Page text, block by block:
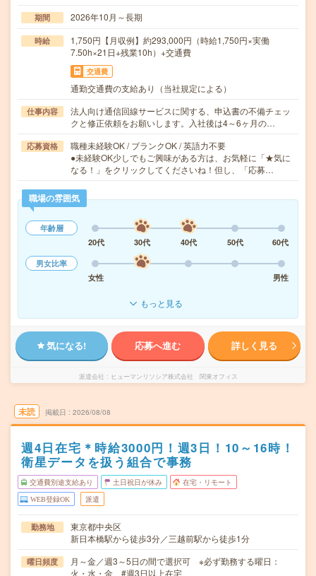
期間 2026年10月～長期
時給
1,750円【月収例】約293,000円（時給1,750円×実働
7.50h×21日+残業10h）+交通費
交通費
通勤交通費の支給あり（当社規定による）
仕事内容
法人向け通信回線サービスに関する、申込書の不備チェッ
クと修正依頼をお願いします。入社後は4～6ヶ月の…
応募資格
職種未経験OK / ブランクOK / 英語力不要
●未経験OK少しでもご興味がある方は、お気軽に「★気に
なる！」をクリックしてくださいね！但し、「応募…
職場の雰囲気
年齢層
20代
30代 40代 50代
60代
男女比率
女性
男性
もっと見る
気になる! 応募へ進む 詳しく見る
派遣会社 ヒューマンリソシア株式会社 関東オフィス
未読 掲載日 2026/08/08
週4日在宅＊時給3000円！週3日！10～16時！
衛星データを扱う組合で事務
交通費別途支給あり 土日祝日が休み 在宅・リモート
WEB登録OK 派遣
勤務地
東京都中央区
新日本橋駅から徒歩3分／三越前駅から徒歩1分
曜日頻度
月～金／週3～5日の間で選択可 ※必ず勤務する曜日：
火・水・金 #週3日以上在宅